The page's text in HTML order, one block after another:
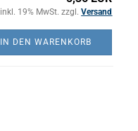
inkl. 19% MwSt. zzgl.Versand
IN DEN WARENKORB